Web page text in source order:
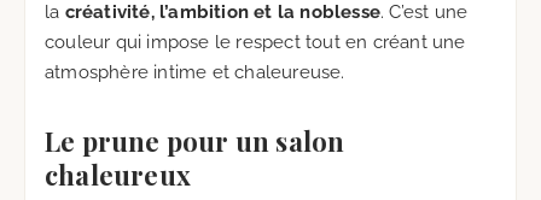
la créativité, l’ambition et la noblesse. C’est une
couleur qui impose le respect tout en créant une
atmosphère intime et chaleureuse.
Le prune pour un salon
chaleureux